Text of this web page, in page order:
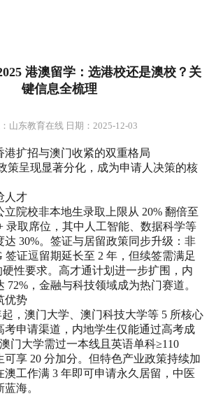
港澳留学：选港校还是澳校？关
键信息全梳理
山东教育在线 日期：2025-12-03
港扩招与澳门收紧的双重格局
策呈现显著分化，成为申请人决策的核
人才
院校非本地生录取上限从 20% 翻倍至
录取席位，其中人工智能、数据科学等
达 30%。签证与居留政策同步升级：非
签证逗留期延长至 2 年，但续签需满足
性要求。高才通计划进一步扩围，内
72%，金融与科技领域成为热门赛道。
优势
起，澳门大学、澳门科技大学等 5 所核心
考申请渠道，内地学生仅能通过高考成
大学需过一本线且英语单科≥110
可享 20 分加分。但特色产业政策持续加
澳工作满 3 年即可申请永久居留，中医
海。